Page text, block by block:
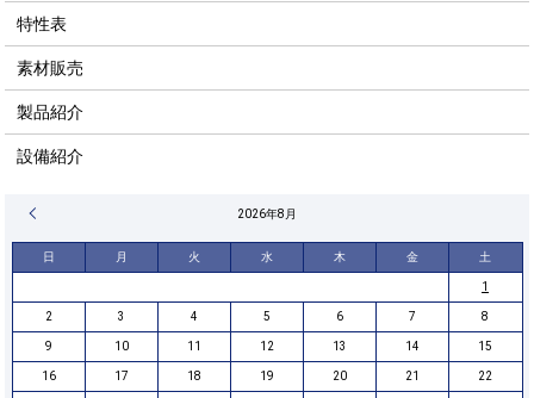
特性表
素材販売
製品紹介
設備紹介
2026年8月
日 月 火 水 木 金 土
1
2 3 4 5 6 7 8
9 10 11 12 13 14 15
16 17 18 19 20 21 22